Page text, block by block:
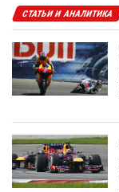
СТАТЬИ И АНАЛИТИКА